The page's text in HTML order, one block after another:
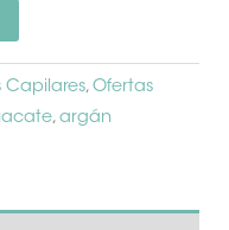
Capilares, Ofertas
, argán